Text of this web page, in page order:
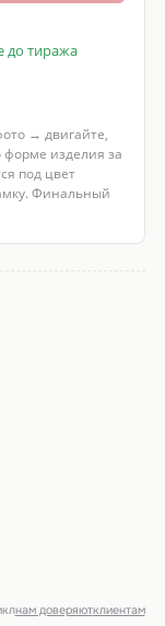
до тиража
→ двигайте,
форме изделия за
под цвет
Финальный
нам доверяютклиентам